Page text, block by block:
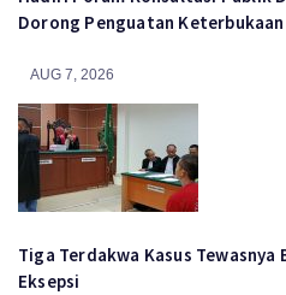
Dorong Penguatan
AUG 7, 2026
Tiga Terdakwa Kasus Tewasnya
Eksepsi